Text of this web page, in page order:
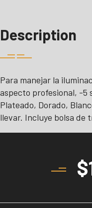
Description
Para manejar la
aspecto profesional, -5
Plateado, Dorado,
llevar. Incluye bolsa de
$